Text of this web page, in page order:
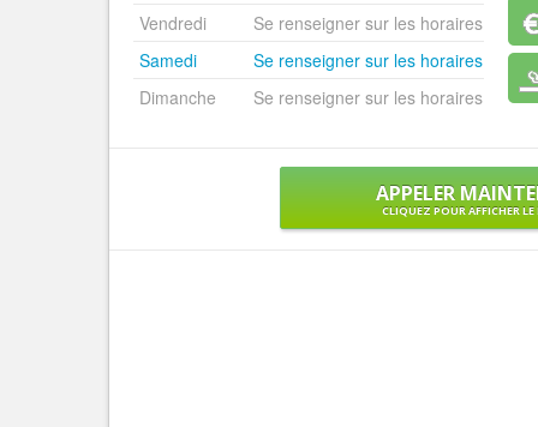
Vendredi
Se renseigner sur les horaires
Samedi
Se renseigner sur les horaires
Dimanche
Se renseigner sur les horaires
APPELER
CLIQUEZ POUR AFFICHER